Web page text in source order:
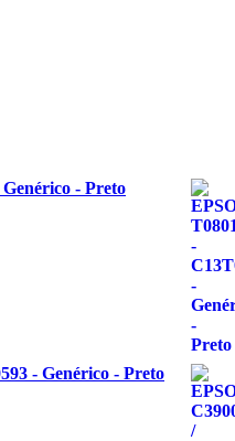
- Preto
- Genérico - Preto